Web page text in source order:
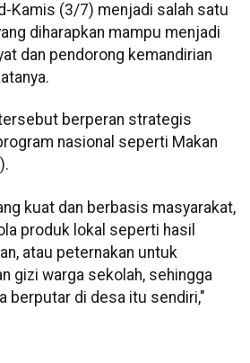
Kamis (3/7) menjadi salah satu
diharapkan mampu menjadi
dan pendorong kemandirian
berperan strategis
nasional seperti Makan
kuat dan berbasis masyarakat,
produk lokal seperti hasil
atau peternakan untuk
gizi warga sekolah, sehingga
berputar di desa itu sendiri,"